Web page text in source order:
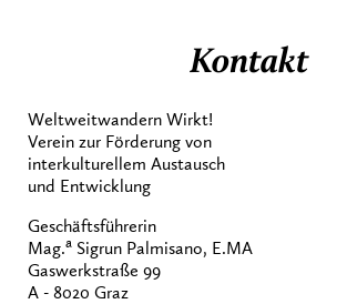
Kontakt
Weltweitwandern Wirkt!
Verein zur Förderung von
interkulturellem Austausch
und Entwicklung
Geschäftsführerin
Mag.a Sigrun Palmisano, E.MA
Gaswerkstraße 99
A - 8020 Graz